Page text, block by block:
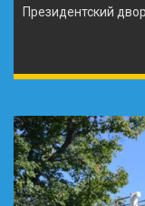
Президентский